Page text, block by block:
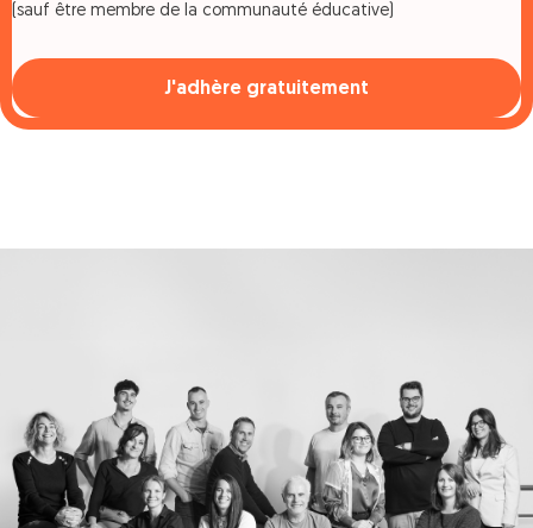
(sauf être membre de la communauté éducative)
J'adhère gratuitement